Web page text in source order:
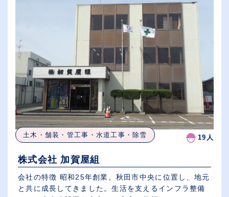
休日数が多い順
土木・舗装・管工事・水道工事・除雪 19人
株式会社 加賀屋組
会社の特徴 昭和25年創業。秋田市中央に位置し、地元
と共に成長してきました。生活を支えるインフラ整備